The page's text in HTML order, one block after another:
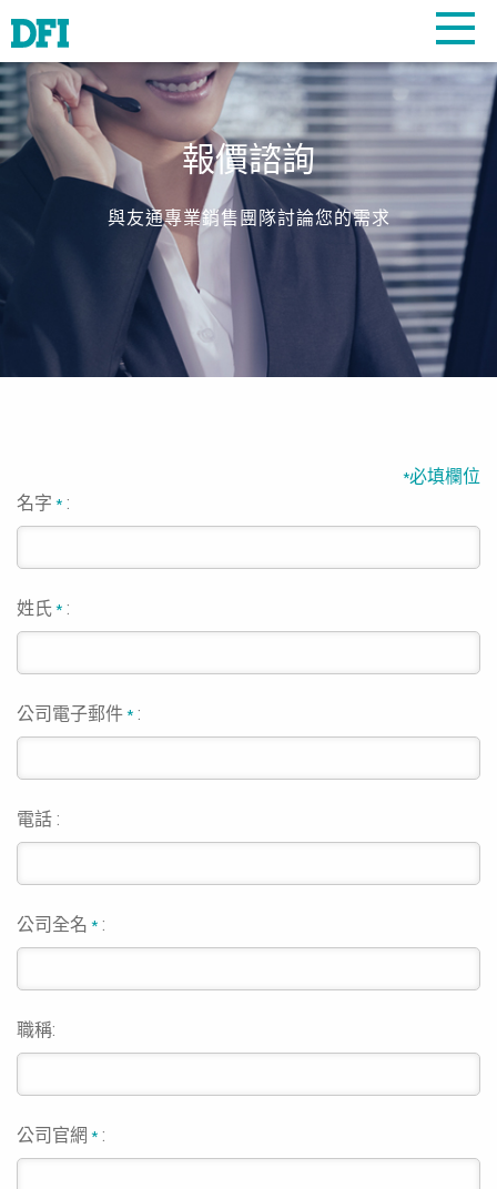
報價諮詢
與友通專業銷售團隊討論您的需求
*必填欄位
名字* :
姓氏* :
公司電子郵件* :
電話 :
公司全名* :
職稱:
公司官網* :